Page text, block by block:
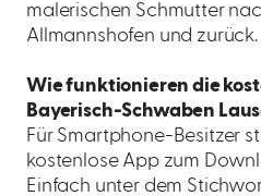
malerischen Schmutter
Allmannshofen und zurück.
Wie funktionieren die
Bayerisch-Schwaben
Für Smartphone-Besitzer
kostenlose App zum
Einfach unter dem